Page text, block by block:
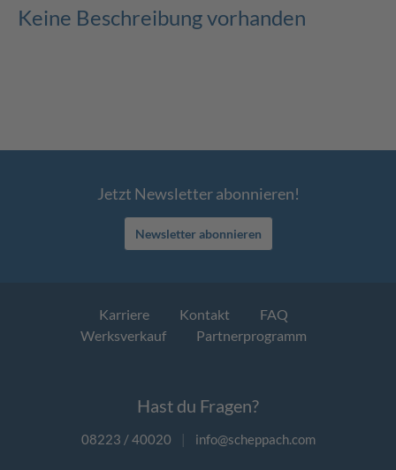
Keine Beschreibung vorhanden
Jetzt Newsletter abonnieren!
Newsletter abonnieren
Karriere Kontakt
FAQ
Werksverkauf
Partnerprogramm
Hast du Fragen?
08223 / 40020 | info@scheppach.com